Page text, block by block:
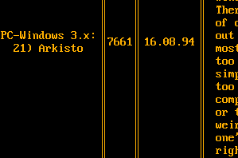
PC-Windows 3.x:
21) Arkisto
7661 16.08.94
of
too
too
or